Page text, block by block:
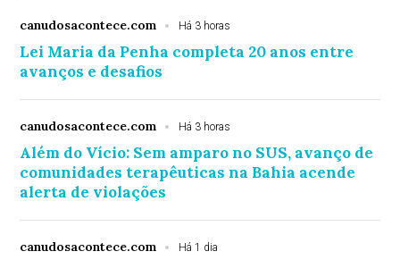
canudosacontece.com Há 3 horas
Lei Maria da Penha completa 20 anos entre
avanços e desafios
canudosacontece.com Há 3 horas
Além do Vício: Sem amparo no SUS, avanço de
comunidades terapêuticas na Bahia acende
alerta de violações
canudosacontece.com Há 1 dia